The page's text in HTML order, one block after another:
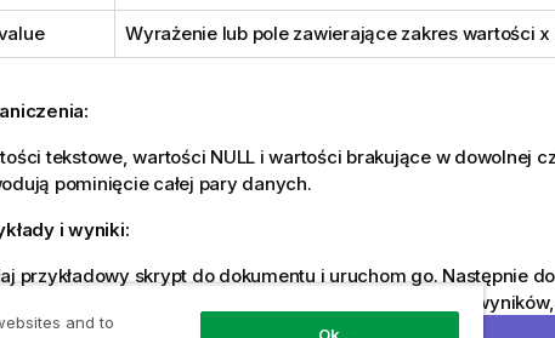
Wyrażenie lub pole zawierające zakres wartości x
tekstowe, wartości NULL i wartości brakujące w dowolnej
pominięcie całej pary danych.
i wyniki:
przykładowy skrypt do dokumentu i uruchom go. Następnie
co najmniej pola wyszczególnione w kolumnie
and to